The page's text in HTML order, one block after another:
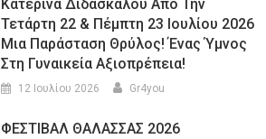
Κατερίνα Διδασκάλου Από Την
Τετάρτη 22 & Πέμπτη 23 Ιουλίου 2026
Μια Παράσταση Θρύλος! Ένας Ύμνος
Στη Γυναικεία Αξιοπρέπεια!
12 Ιουλίου 2026 Gr4you
ΦΕΣΤΙΒΑΛ ΘΑΛΑΣΣΑΣ 2026